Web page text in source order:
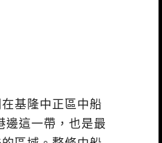
基隆中正區中船
邊這一帶，也是最